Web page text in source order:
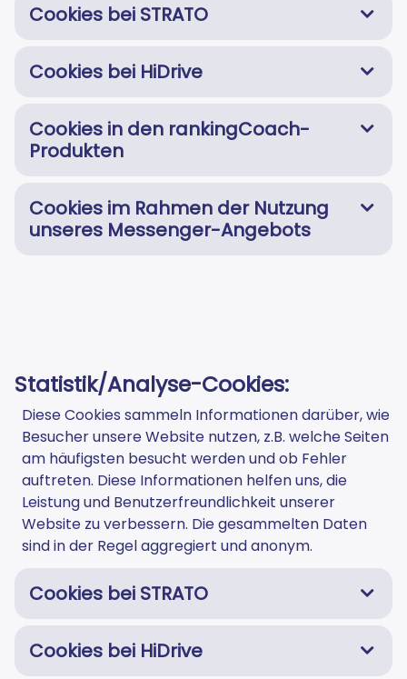
Cookies bei STRATO
Cookies bei HiDrive
Cookies in den rankingCoach-
Produkten
Cookies im Rahmen der Nutzung
unseres Messenger-Angebots
Statistik/Analyse-Cookies:
Diese Cookies sammeln Informationen darüber, wie
Besucher unsere Website nutzen, z.B. welche Seiten
am häufigsten besucht werden und ob Fehler
auftreten. Diese Informationen helfen uns, die
Leistung und Benutzerfreundlichkeit unserer
Website zu verbessern. Die gesammelten Daten
sind in der Regel aggregiert und anonym.
Cookies bei STRATO
Cookies bei HiDrive